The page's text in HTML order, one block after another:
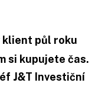
klient půl roku
si kupujete čas.
J&T Investiční